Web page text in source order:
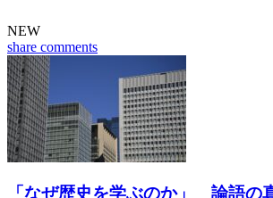
NEW
share comments
「なぜ歴史を学ぶのか」 論語